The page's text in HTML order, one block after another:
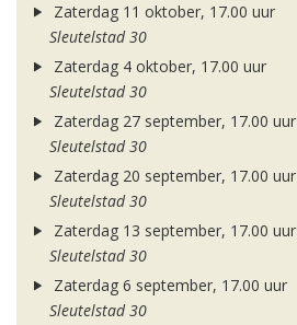
Zaterdag 11 oktober, 17.00 uur
Sleutelstad 30
Zaterdag 4 oktober, 17.00 uur
Sleutelstad 30
Zaterdag 27 september, 17.00 uur
Sleutelstad 30
Zaterdag 20 september, 17.00 uur
Sleutelstad 30
Zaterdag 13 september, 17.00 uur
Sleutelstad 30
Zaterdag 6 september, 17.00 uur
Sleutelstad 30